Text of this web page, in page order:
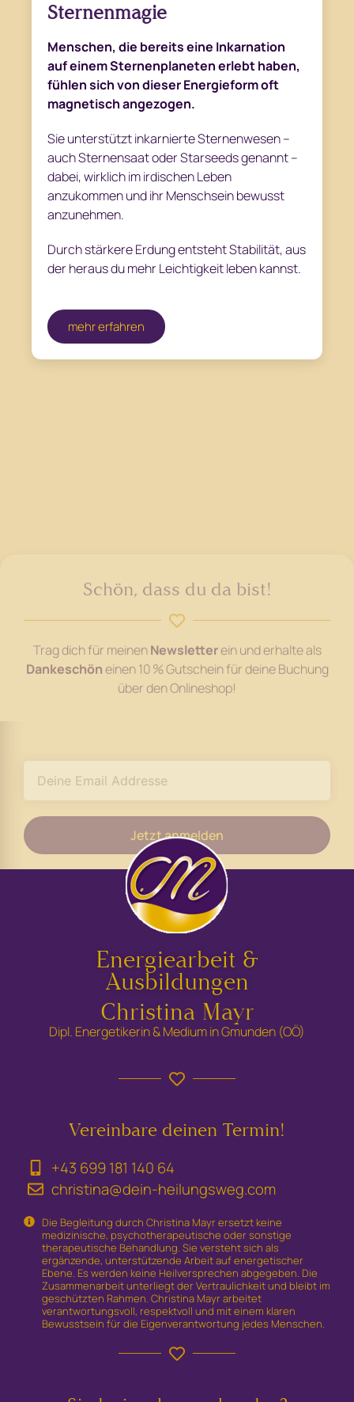
Sternenmagie
Menschen, die bereits eine Inkarnation
auf einem Sternenplaneten erlebt haben,
fühlen sich von dieser Energieform oft
magnetisch angezogen.
Sie unterstützt inkarnierte Sternenwesen –
auch Sternensaat oder Starseeds genannt –
dabei, wirklich im irdischen Leben
anzukommen und ihr Menschsein bewusst
anzunehmen.
Durch stärkere Erdung entsteht Stabilität, aus
der heraus du mehr Leichtigkeit leben kannst.
mehr erfahren
Schön, dass du da bist!
Trag dich für meinenNewsletterein und erhalte als
Dankeschöneinen 10 % Gutschein für deine Buchung
über den Onlineshop!
Jetzt anmelden
Energiearbeit &
Ausbildungen
Christina Mayr
Dipl. Energetikerin & Medium in Gmunden (OÖ)
Vereinbare deinen Termin!
+43 699 181 140 64
christina@dein-heilungsweg.com
Die Begleitung durch Christina Mayr ersetzt keine
medizinische, psychotherapeutische oder sonstige
therapeutische Behandlung. Sie versteht sich als
ergänzende, unterstützende Arbeit auf energetischer
Ebene. Es werden keine Heilversprechen abgegeben. Die
Zusammenarbeit unterliegt der Vertraulichkeit und bleibt im
geschützten Rahmen. Christina Mayr arbeitet
verantwortungsvoll, respektvoll und mit einem klaren
Bewusstsein für die Eigenverantwortung jedes Menschen.